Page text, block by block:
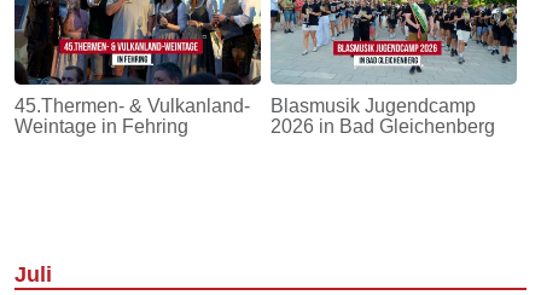
45.Thermen- & Vulkanland-
Weintage in Fehring
Blasmusik Jugendcamp
2026 in Bad Gleichenberg
Juli